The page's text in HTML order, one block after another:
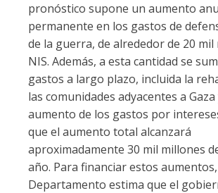
pronóstico supone un aumento
permanente en los gastos de
de la guerra, de alrededor de 20 mil
NIS. Además, a esta cantidad se
gastos a largo plazo, incluida la
las comunidades adyacentes a
aumento de los gastos por
que el aumento total alcanzará
aproximadamente 30 mil millones
año. Para financiar estos
Departamento estima que el